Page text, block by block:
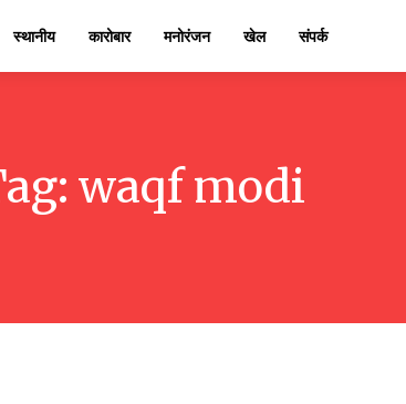
स्थानीय कारोबार मनोरंजन खेल संपर्क
waqf modi